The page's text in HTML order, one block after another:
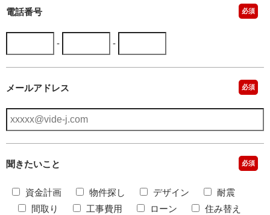
電話番号 必須
- -
メールアドレス 必須
聞きたいこと 必須
資金計画 物件探し デザイン
耐震
間取り
工事費用 ローン 住み替え